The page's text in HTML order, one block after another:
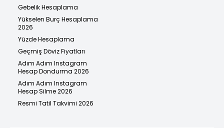
Gebelik Hesaplama
Yükselen Burç Hesaplama
2026
Yüzde Hesaplama
Geçmiş Döviz Fiyatları
Adım Adım Instagram
Hesap Dondurma 2026
Adım Adım Instagram
Hesap Silme 2026
Resmi Tatil Takvimi 2026